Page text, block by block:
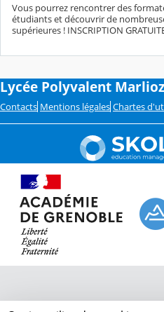
Vous pourrez rencontrer des
étudiants et découvrir de
supérieures ! INSCRIPTION
Lycée Polyvalent Marlioz
Contacts Mentions légales Chartes